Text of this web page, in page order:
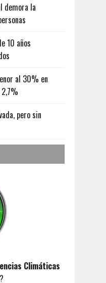
demora la
10 años
al 30% en
pero sin
Climáticas